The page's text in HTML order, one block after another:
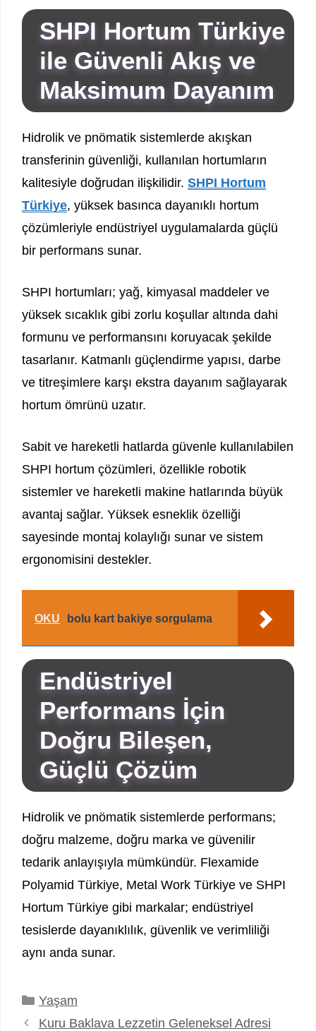
SHPI Hortum Türkiye
ile Güvenli Akış ve
Maksimum Dayanım
Hidrolik ve pnömatik sistemlerde akışkan
transferinin güvenliği, kullanılan hortumların
kalitesiyle doğrudan ilişkilidir. SHPI Hortum
Türkiye, yüksek basınca dayanıklı hortum
çözümleriyle endüstriyel uygulamalarda güçlü
bir performans sunar.
SHPI hortumları; yağ, kimyasal maddeler ve
yüksek sıcaklık gibi zorlu koşullar altında dahi
formunu ve performansını koruyacak şekilde
tasarlanır. Katmanlı güçlendirme yapısı, darbe
ve titreşimlere karşı ekstra dayanım sağlayarak
hortum ömrünü uzatır.
Sabit ve hareketli hatlarda güvenle kullanılabilen
SHPI hortum çözümleri, özellikle robotik
sistemler ve hareketli makine hatlarında büyük
avantaj sağlar. Yüksek esneklik özelliği
sayesinde montaj kolaylığı sunar ve sistem
ergonomisini destekler.
OKU bolu kart bakiye sorgulama
Endüstriyel
Performans İçin
Doğru Bileşen,
Güçlü Çözüm
Hidrolik ve pnömatik sistemlerde performans;
doğru malzeme, doğru marka ve güvenilir
tedarik anlayışıyla mümkündür. Flexamide
Polyamid Türkiye, Metal Work Türkiye ve SHPI
Hortum Türkiye gibi markalar; endüstriyel
tesislerde dayanıklılık, güvenlik ve verimliliği
aynı anda sunar.
Kategoriler
Yaşam
Kuru Baklava Lezzetin Geleneksel Adresi